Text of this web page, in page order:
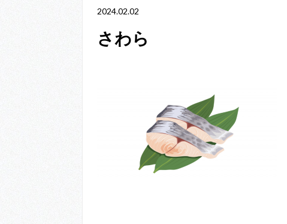
2024.02.02
さわら